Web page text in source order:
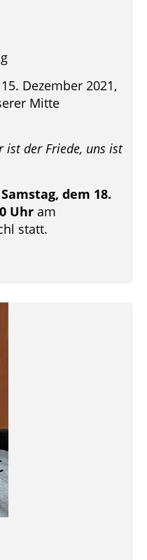
Dezember 2021,
Mitte
ist der Friede, uns ist
dem 18.
Uhr am
statt.